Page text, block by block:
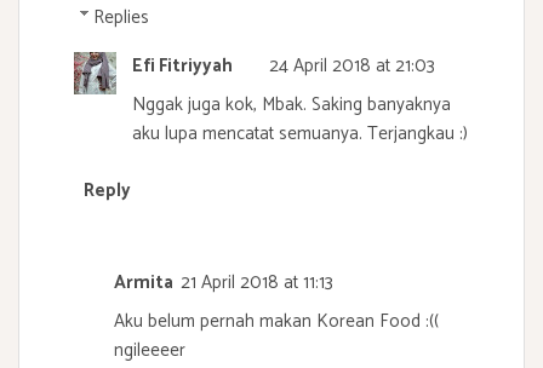
Replies
Efi Fitriyyah
24 April 2018 at 21:03
Nggak juga kok, Mbak. Saking banyaknya
aku lupa mencatat semuanya. Terjangkau :)
Reply
Armita 21 April 2018 at 11:13
Aku belum pernah makan Korean Food :((
ngileeeer